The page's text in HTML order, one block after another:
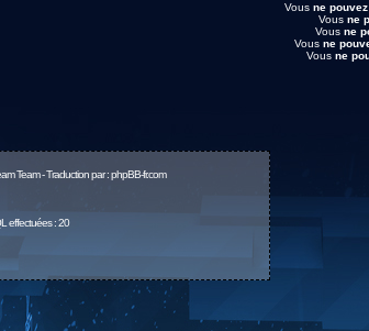
Vous ne
Vous ne
Vous ne
Vous ne
Vous ne
Team - Traduction par :phpBB-fr.com
effectuées : 20